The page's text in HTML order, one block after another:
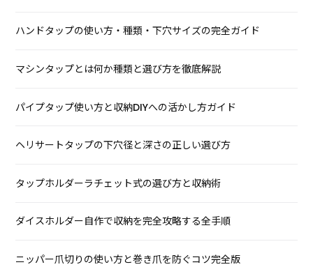
ハンドタップの使い方・種類・下穴サイズの完全ガイド
マシンタップとは何か種類と選び方を徹底解説
パイプタップ使い方と収納DIYへの活かし方ガイド
ヘリサートタップの下穴径と深さの正しい選び方
タップホルダーラチェット式の選び方と収納術
ダイスホルダー自作で収納を完全攻略する全手順
ニッパー爪切りの使い方と巻き爪を防ぐコツ完全版